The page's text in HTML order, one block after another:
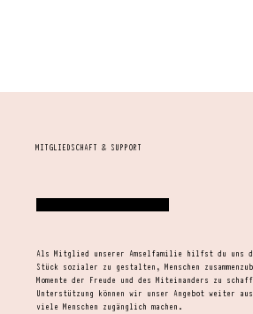
MITGLIEDSCHAFT & SUPPORT
Als Mitglied unserer Amselfamilie hilfst du uns
Stück sozialer zu gestalten, Menschen
Momente der Freude und des Miteinanders zu
Unterstützung können wir unser Angebot weiter
viele Menschen zugänglich machen.